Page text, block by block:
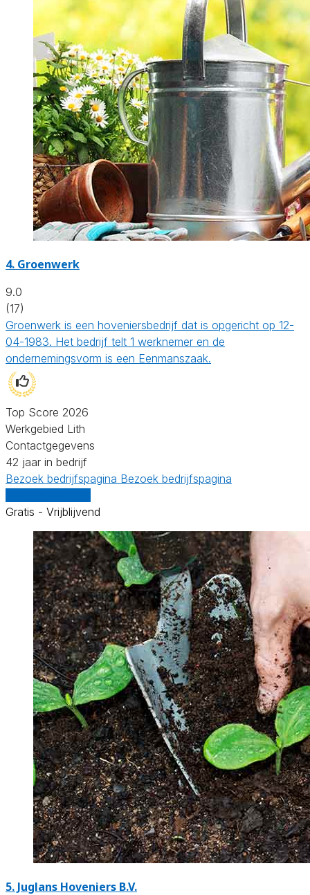
4. Groenwerk
9.0
(17)
Groenwerk is een hoveniersbedrijf dat is opgericht op 12-
04-1983. Het bedrijf telt 1 werknemer en de
ondernemingsvorm is een Eenmanszaak.
Top Score 2026
Werkgebied Lith
Contactgegevens
42 jaar in bedrijf
Bezoek bedrijfspagina Bezoek bedrijfspagina
Gratis - Vrijblijvend
5. Juglans Hoveniers B.V.